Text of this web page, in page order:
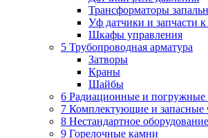
Трансформаторы
Уф датчики и запчасти
Шкафы управления
5 Трубопроводная арматура
Затворы
Краны
Шайбы
6 Радиационные и погружные
7 Комплектующие и запасные
8 Нестандартное оборудование
9 Горелочные камни